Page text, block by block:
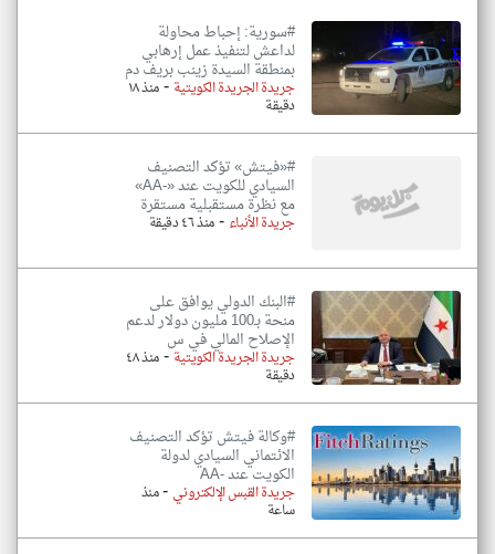
#سورية: إحباط محاولة
لداعش لتنفيذ عمل إرهابي
بمنطقة السيدة زينب بريف دم
جريدة الجريدة الكويتية- منذ ١٨
دقيقة
#«فيتش» تؤكد التصنيف
السيادي للكويت عند «-AA»
مع نظرة مستقبلية مستقرة
جريدة الأنباء -منذ ٤٦ دقيقة
#البنك الدولي يوافق على
منحة بـ100 مليون دولار لدعم
الإصلاح المالي في س
جريدة الجريدة الكويتية- منذ ٤٨
دقيقة
#وكالة فيتش تؤكد التصنيف
الائتماني السيادي لدولة
الكويت عند -AA
جريدة القبس الإلكتروني -منذ
ساعة